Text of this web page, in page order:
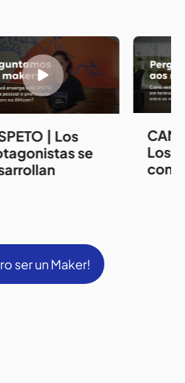
| Los
se
Los
ser un Maker!